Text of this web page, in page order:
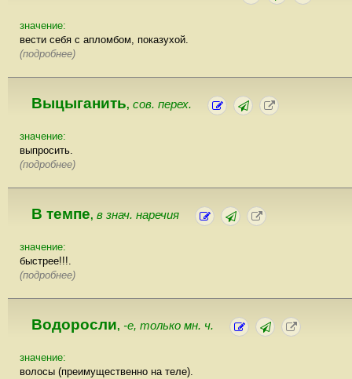
значение:
вести себя с апломбом, показухой.
(подробнее)
Выцыганить, сов. перех.
значение:
выпросить.
(подробнее)
В темпе, в знач. наречия
значение:
быстрее!!!.
(подробнее)
Водоросли, -е, только мн. ч.
значение:
волосы (преимущественно на теле).